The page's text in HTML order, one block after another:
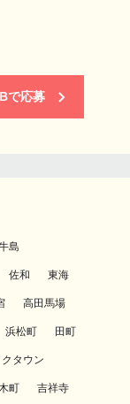
で応募
島
佐和 東海
高田馬場
浜松町 田町
タウン
町 吉祥寺